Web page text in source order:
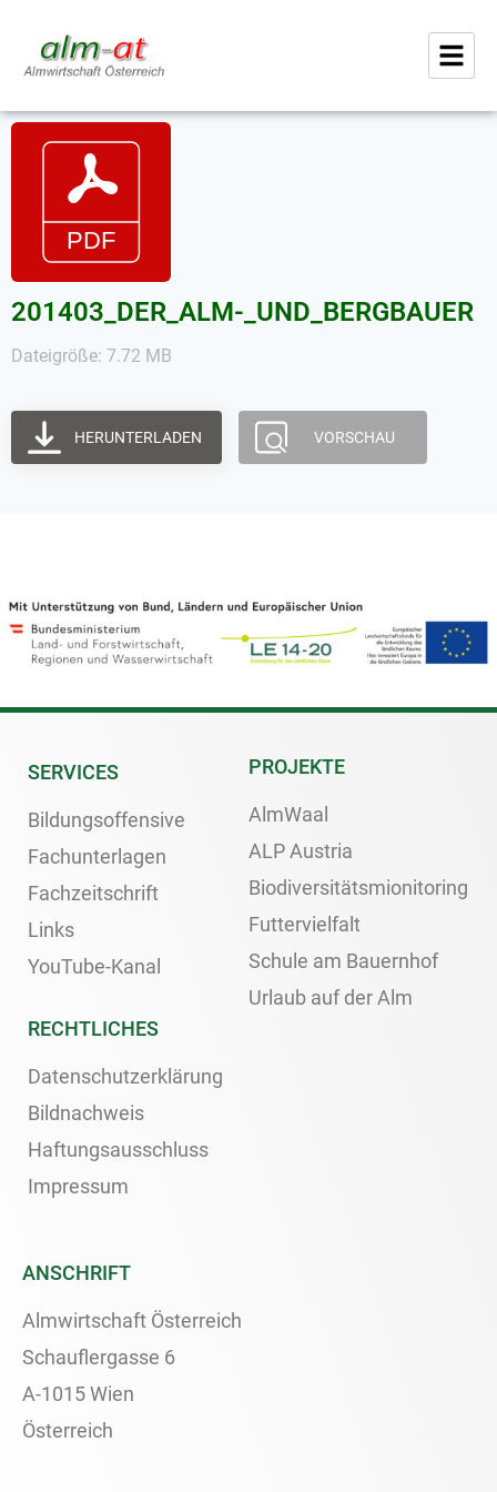
201403_DER_ALM-_UND_BERGBAUER
Dateigröße: 7.72 MB
HERUNTERLADEN VORSCHAU
SERVICES
Bildungsoffensive
Fachunterlagen
Fachzeitschrift
Links
YouTube-Kanal
PROJEKTE
AlmWaal
ALP Austria
Biodiversitätsmionitoring
Futtervielfalt
Schule am Bauernhof
Urlaub auf der Alm
RECHTLICHES
Datenschutzerklärung
Bildnachweis
Haftungsausschluss
Impressum
ANSCHRIFT
Almwirtschaft Österreich
Schauflergasse 6
A-1015 Wien
Österreich